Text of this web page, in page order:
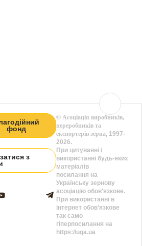
фонд
з
© Асоціація виробників,
переробників та
експортерів зерна, 1997-
2026.
При цитуванні і
використанні будь-яких
матеріалів
посилання на
Українську зернову
асоціацію обов'язкове.
При використанні в
інтернет обов'язкове
так само
гіперпосилання на
https://uga.ua